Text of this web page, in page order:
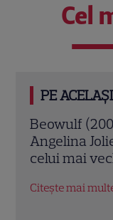
Cel
PE
Jack Ryan:
Chris Pine și
contra